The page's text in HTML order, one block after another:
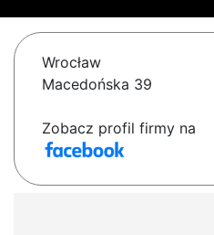
Wrocław
Macedońska 39
Zobacz profil firmy na